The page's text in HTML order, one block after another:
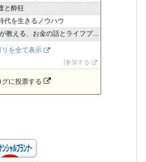
と酔狂
代を生きるノウハウ
る、お金の話とライフプランの実践
のない換金率で信頼できる現金化業者
リを全て表示
参加する
グに投票する